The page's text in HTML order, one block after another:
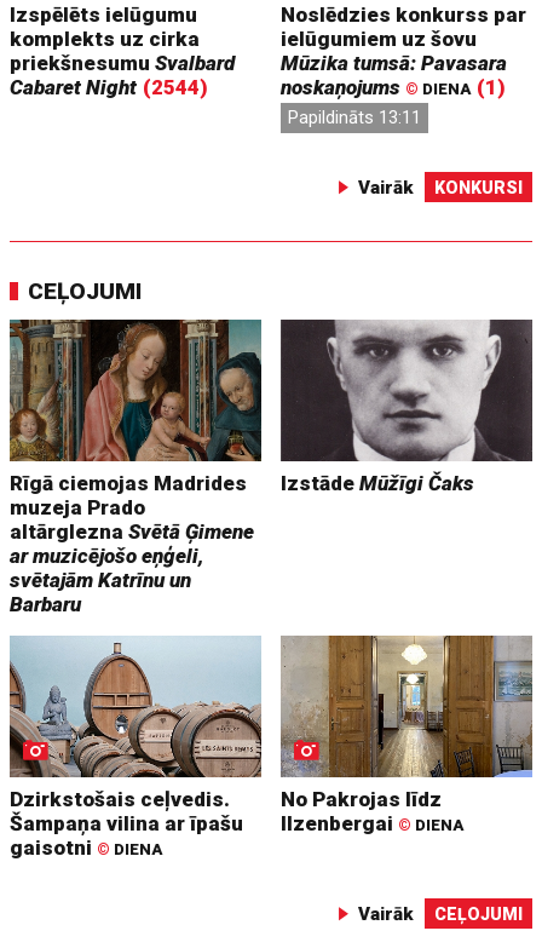
Izspēlēts ielūgumu
komplekts uz cirka
priekšnesumuSvalbard
Cabaret Night (2544)
Noslēdzies konkurss par
ielūgumiem uz šovu
Mūzika tumsā: Pavasara
noskaņojums © DIENA (1)
Papildināts 13:11
Vairāk KONKURSI
CEĻOJUMI
Rīgā ciemojas Madrides
muzeja Prado
altārgleznaSvētā Ģimene
ar muzicējošo eņģeli,
svētajām Katrīnu un
Barbaru
IzstādeMūžīgi Čaks
Dzirkstošais ceļvedis.
Šampaņa vilina ar īpašu
gaisotni © DIENA
No Pakrojas līdz
Ilzenbergai © DIENA
Vairāk CEĻOJUMI